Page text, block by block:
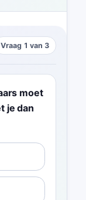
Vraag 1 van 3
moet
je dan